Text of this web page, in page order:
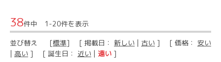
38件中 1-20件を表示
並び替え [標準] [ 掲載日： 新しい | 古い ] [ 価格： 安い
| 高い ] [ 誕生日： 近い | 遠い ]